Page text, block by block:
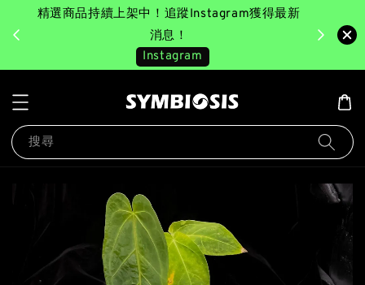
精選商品持續上架中！追蹤Instagram獲得最新
消息！
Instagram
搜尋